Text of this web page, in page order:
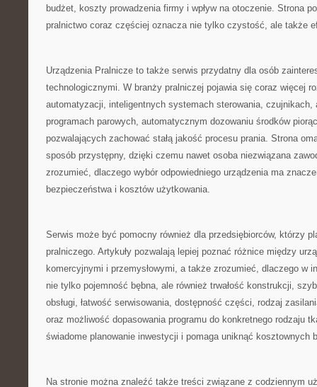
budżet, koszty prowadzenia firmy i wpływ na otoczenie. Strona
pralnictwo coraz częściej oznacza nie tylko czystość, ale także
Urządzenia Pralnicze to także serwis przydatny dla osób
technologicznymi. W branży pralniczej pojawia się coraz więcej
automatyzacji, inteligentnych systemach sterowania, czujnikach,
programach parowych, automatycznym dozowaniu środków
pozwalających zachować stałą jakość procesu prania. Strona
sposób przystępny, dzięki czemu nawet osoba niezwiązana
zrozumieć, dlaczego wybór odpowiedniego urządzenia ma
bezpieczeństwa i kosztów użytkowania.
Serwis może być pomocny również dla przedsiębiorców, którzy
pralniczego. Artykuły pozwalają lepiej poznać różnice między
komercyjnymi i przemysłowymi, a także zrozumieć, dlaczego w
nie tylko pojemność bębna, ale również trwałość konstrukcji,
obsługi, łatwość serwisowania, dostępność części, rodzaj
oraz możliwość dopasowania programu do konkretnego rodzaju
świadome planowanie inwestycji i pomaga uniknąć kosztownych
Na stronie można znaleźć także treści związane z codziennym